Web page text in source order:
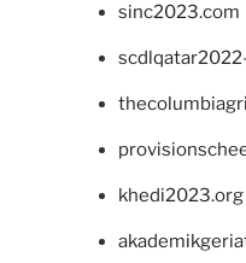
sinc2023.com
khedi2023.org